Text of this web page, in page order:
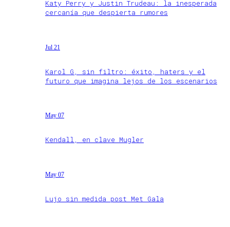
Katy Perry y Justin Trudeau: la inesperada
cercanía que despierta rumores
Jul 21
Karol G, sin filtro: éxito, haters y el
futuro que imagina lejos de los escenarios
May 07
Kendall, en clave Mugler
May 07
Lujo sin medida post Met Gala